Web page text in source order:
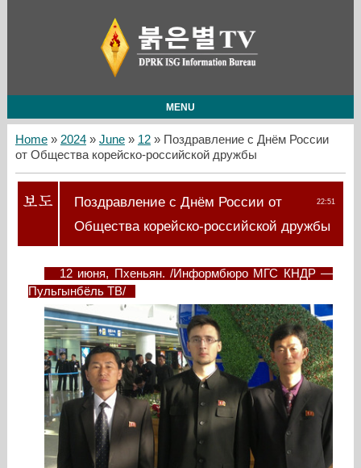
MENU
Home» 2024 » June » 12» Поздравление с Днём России
от Общества корейско-российской дружбы
22:51
Поздравление с Днём России от
Общества корейско-российской дружбы
12 июня, Пхеньян. /Информбюро МГС КНДР —
Пульгынбёль ТВ/